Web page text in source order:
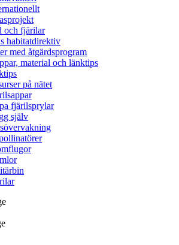
och fjärilar
habitatdirektiv
med åtgärdsprogram
material och länktips
på nätet
fjärilsprylar
själv